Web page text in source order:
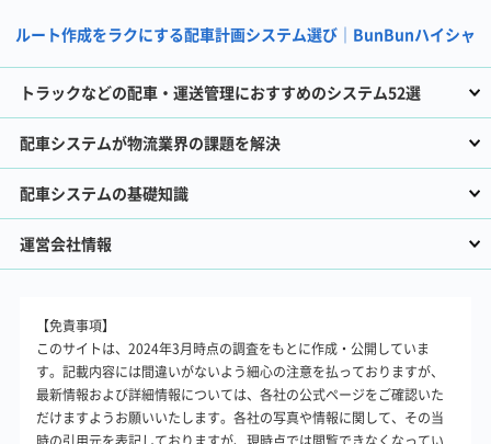
ルート作成をラクにする配車計画システム選び｜BunBunハイシャ
トラックなどの配車・運送管理におすすめのシステム52選
配車システムが物流業界の課題を解決
配車システムの基礎知識
運営会社情報
【免責事項】
このサイトは、2024年3月時点の調査をもとに作成・公開していま
す。記載内容には間違いがないよう細心の注意を払っておりますが、
最新情報および詳細情報については、各社の公式ページをご確認いた
だけますようお願いいたします。各社の写真や情報に関して、その当
時の引用元を表記しておりますが、現時点では閲覧できなくなってい